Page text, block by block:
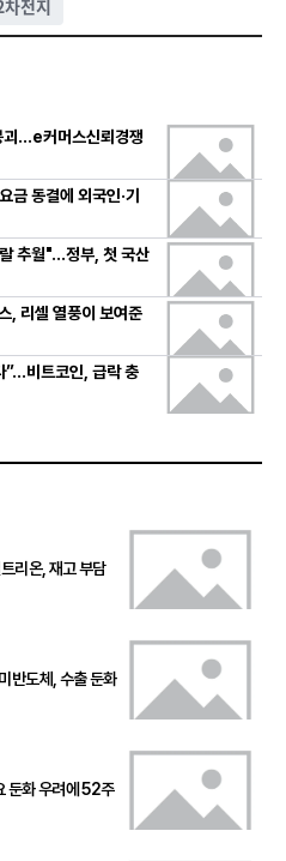
차전지
괴…e커머스신뢰경쟁
동결에 외국인·기
추월"…정부, 첫 국산
, 리셀 열풍이 보여준
비트코인, 급락 충
리온, 재고 부담
반도체, 수출 둔화
둔화 우려에 52주